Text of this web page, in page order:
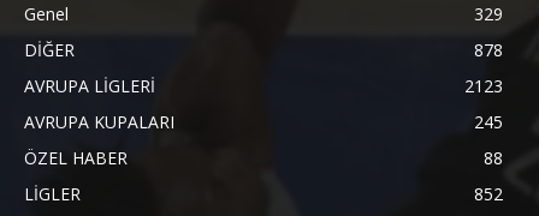
Genel
329
DİĞER
878
AVRUPA LİGLERİ
2123
AVRUPA KUPALARI
245
ÖZEL HABER
88
LİGLER
852